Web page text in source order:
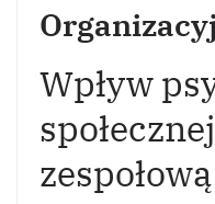
Wpływ
zespołową